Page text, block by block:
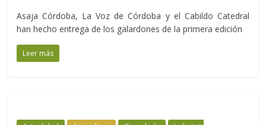
Asaja Córdoba, La Voz de Córdoba y el Cabildo Catedral
han hecho entrega de los galardones de la primera edición
Leer más